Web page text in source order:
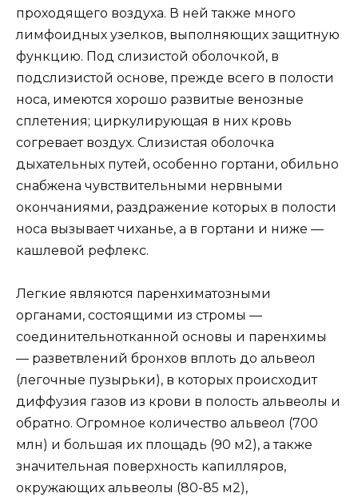
проходящего воздуха. В ней также много
лимфоидных узелков, выполняющих защитную
функцию. Под слизистой оболочкой, в
подслизистой основе, прежде всего в полости
носа, имеются хорошо развитые венозные
сплетения; циркулирующая в них кровь
согревает воздух. Слизистая оболочка
дыхательных путей, особенно гортани, обильно
снабжена чувствительными нервными
окончаниями, раздражение которых в полости
носа вызывает чиханье, а в гортани и ниже —
кашлевой рефлекс.
Легкие являются паренхиматозными
органами, состоящими из стромы —
соединительнотканной основы и паренхимы
— разветвлений бронхов вплоть до альвеол
(легочные пузырьки), в которых происходит
диффузия газов из крови в полость альвеолы и
обратно. Огромное количество альвеол (700
млн) и большая их площадь (90 м2), а также
значительная поверхность капилляров,
окружающих альвеолы (80-85 м2),